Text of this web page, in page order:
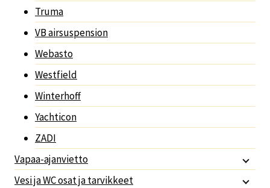
Truma
VB airsuspension
Webasto
Westfield
Winterhoff
Yachticon
ZADI
Vapaa-ajanvietto
Vesi ja WC osat ja tarvikkeet